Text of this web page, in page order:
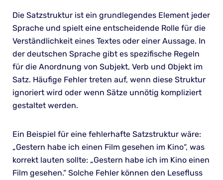
Die Satzstruktur ist ein grundlegendes Element jeder
Sprache und spielt eine entscheidende Rolle für die
Verständlichkeit eines Textes oder einer Aussage. In
der deutschen Sprache gibt es spezifische Regeln
für die Anordnung von Subjekt, Verb und Objekt im
Satz. Häufige Fehler treten auf, wenn diese Struktur
ignoriert wird oder wenn Sätze unnötig kompliziert
gestaltet werden.
Ein Beispiel für eine fehlerhafte Satzstruktur wäre:
„Gestern habe ich einen Film gesehen im Kino“, was
korrekt lauten sollte: „Gestern habe ich im Kino einen
Film gesehen.“ Solche Fehler können den Lesefluss